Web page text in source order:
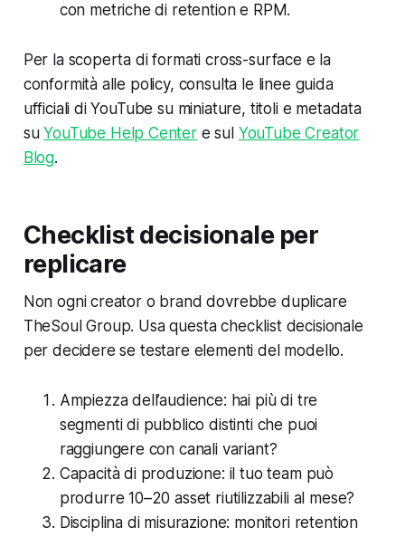
con metriche di retention e RPM.
Per la scoperta di formati cross-surface e la
conformità alle policy, consulta le linee guida
ufficiali di YouTube su miniature, titoli e metadata
suYouTube Help Centere sul YouTube Creator
Blog.
Checklist decisionale per
replicare
Non ogni creator o brand dovrebbe duplicare
TheSoul Group. Usa questa checklist decisionale
per decidere se testare elementi del modello.
Ampiezza dell’audience: hai più di tre
segmenti di pubblico distinti che puoi
raggiungere con canali variant?
Capacità di produzione: il tuo team può
produrre 10–20 asset riutilizzabili al mese?
Disciplina di misurazione: monitori retention